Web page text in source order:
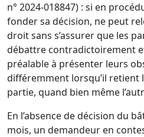
n° 2024-018847) : si en
fonder sa décision, ne peut
droit sans s’assurer que les
débattre contradictoirement
préalable à présenter leurs
différemment lorsqu’il retient
partie, quand bien même
En l’absence de décision du
mois, un demandeur en